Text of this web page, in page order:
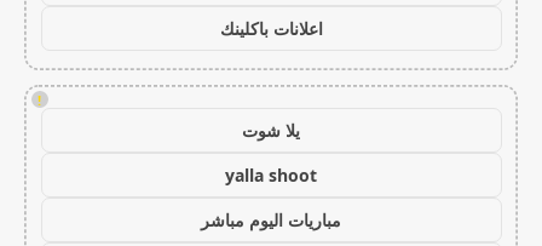
اعلانات باكلينك
!
يلا شوت
yalla shoot
مباريات اليوم مباشر